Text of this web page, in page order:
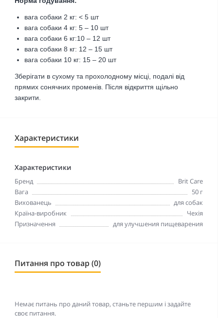
вага собаки 2 кг: < 5 шт
вага собаки 4 кг: 5 – 10 шт
вага собаки 6 кг:10 – 12 шт
вага собаки 8 кг: 12 – 15 шт
вага собаки 10 кг: 15 – 20 шт
Зберігати в сухому та прохолодному місці, подалі від
прямих сонячних променів. Після відкриття щільно
закрити.
Характеристики
Характеристики
Бренд
Brit Care
Вага
50 г
Вихованець
для собак
Країна-виробник
Чехія
Призначення
для улучшения пищеварения
Питання про товар (0)
Немає питань про даний товар, станьте першим і задайте
своє питання.